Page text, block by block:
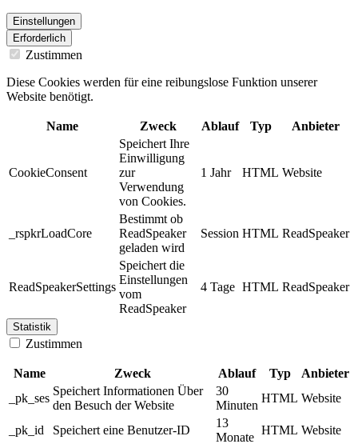
Einstellungen
Erforderlich
Zustimmen
Diese Cookies werden für eine reibungslose Funktion unserer
Website benötigt.
Name Zweck Ablauf Typ Anbieter
CookieConsent
Speichert Ihre
Einwilligung
zur
Verwendung
von Cookies.
1 Jahr HTML Website
_rspkrLoadCore
Bestimmt ob
ReadSpeaker
geladen wird
Session HTML ReadSpeaker
ReadSpeakerSettings
Speichert die
Einstellungen
vom
ReadSpeaker
4 Tage HTML ReadSpeaker
Statistik
Zustimmen
Name Zweck Ablauf Typ
Anbieter
_pk_ses
Speichert Informationen Über
den Besuch der Website
30
Minuten
HTML Website
_pk_id Speichert eine Benutzer-ID
13
Monate
HTML Website